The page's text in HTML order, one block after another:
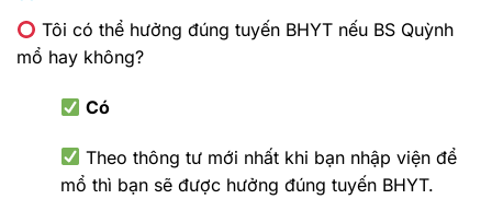
Tôi có thể hưởng đúng tuyến BHYT nếu BS Quỳnh
mổ hay không?
Có
Theo thông tư mới nhất khi bạn nhập viện để
mổ thì bạn sẽ được hưởng đúng tuyến BHYT.